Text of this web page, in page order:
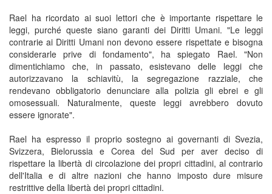
Rael ha ricordato ai suoi lettori che è importante rispettare le
leggi, purché queste siano garanti dei Diritti Umani. "Le leggi
contrarie ai Diritti Umani non devono essere rispettate e bisogna
considerarle prive di fondamento", ha spiegato Rael. "Non
dimentichiamo che, in passato, esistevano delle leggi che
autorizzavano la schiavitù, la segregazione razziale, che
rendevano obbligatorio denunciare alla polizia gli ebrei e gli
omosessuali. Naturalmente, queste leggi avrebbero dovuto
essere ignorate".
Rael ha espresso il proprio sostegno ai governanti di Svezia,
Svizzera, Bielorussia e Corea del Sud per aver deciso di
rispettare la libertà di circolazione dei propri cittadini, al contrario
dell'Italia e di altre nazioni che hanno imposto dure misure
restrittive della libertà dei propri cittadini.